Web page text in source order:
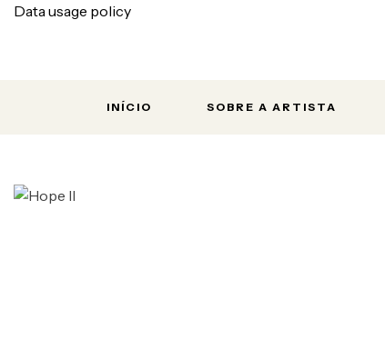
Data usage policy
INÍCIO SOBRE A ARTISTA